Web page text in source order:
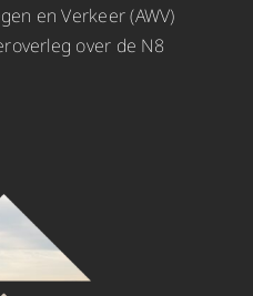
en Verkeer (AWV)
over de N8